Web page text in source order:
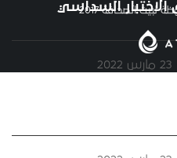
الاختبار السداسي
الصحافة 2017